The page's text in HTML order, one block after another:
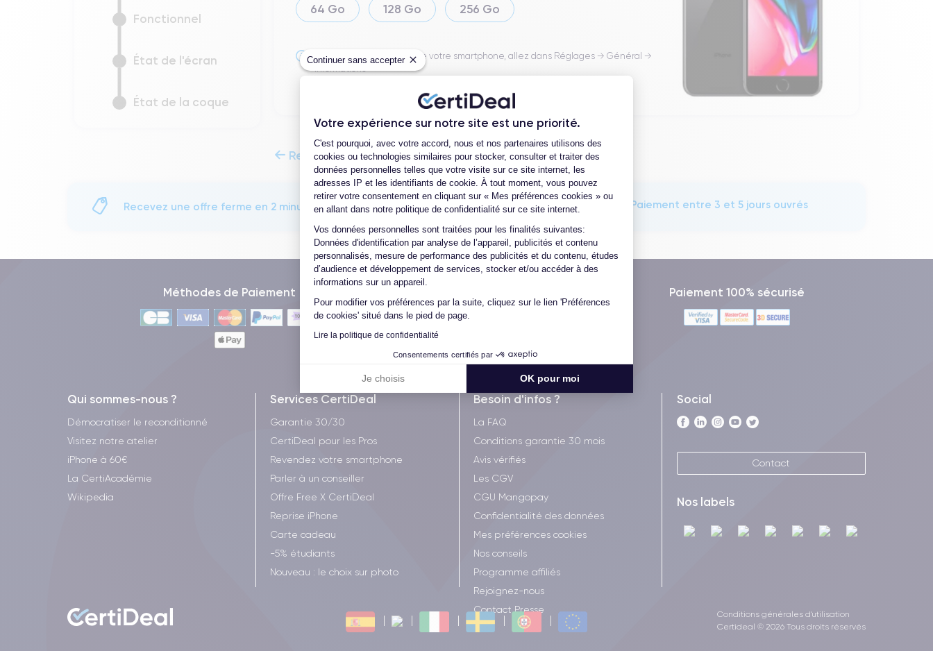
Continuer sans accepter
Votre expérience sur notre site est une priorité.
Plateforme de Gestion du Consentement : Personnalisez vos Options
C'est pourquoi, avec votre accord, nous et nos partenaires utilisons des
cookies ou technologies similaires pour stocker, consulter et traiter des
données personnelles telles que votre visite sur ce site internet, les
adresses IP et les identifiants de cookie. À tout moment, vous pouvez
retirer votre consentement en cliquant sur « Mes préférences cookies » ou
en allant dans notre politique de confidentialité sur ce site internet.
Vos données personnelles sont traitées pour les finalités suivantes:
Données d'identification par analyse de l’appareil, publicités et contenu
personnalisés, mesure de performance des publicités et du contenu, études
d’audience et développement de services, stocker et/ou accéder à des
informations sur un appareil.
Pour modifier vos préférences par la suite, cliquez sur le lien 'Préférences
de cookies' situé dans le pied de page.
Lire la politique de confidentialité
Consentements certifiés par
Je choisis OK pour moi
Axeptio consent
64 Go 128 Go 256 Go
Pour vérifier la capacité de votre smartphone, allez dans Réglages → Général →
Fonctionnel
État de l'écran
État de la coque
Retour
Recevez une offre ferme en 2 minutes Expédiez votre téléphone gratuitement Paiement entre 3 et 5 jours ouvrés
Méthodes de Paiement Paiement 100% sécurisé
Qui sommes-nous ?
Démocratiser le reconditionné
Visitez notre atelier
iPhone à 60€
La CertiAcadémie
Wikipedia
Services CertiDeal
Garantie 30/30
CertiDeal pour les Pros
Revendez votre smartphone
Parler à un conseiller
Offre Free X CertiDeal
Reprise iPhone
Carte cadeau
-5% étudiants
Nouveau : le choix sur photo
Besoin d'infos ?
La FAQ
Conditions garantie 30 mois
Avis vérifiés
Les CGV
CGU Mangopay
Confidentialité des données
Mes préférences cookies
Nos conseils
Programme affiliés
Rejoignez-nous
Contact Presse
Social
Contact
Nos labels
Conditions générales d'utilisation
Certideal © 2026 Tous droits réservés